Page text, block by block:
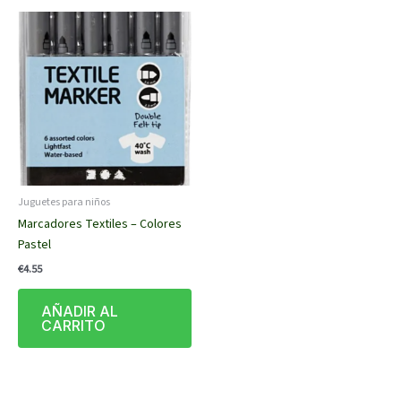
Juguetes para niños
Marcadores Textiles – Colores
Pastel
€4.55
AÑADIR AL
CARRITO